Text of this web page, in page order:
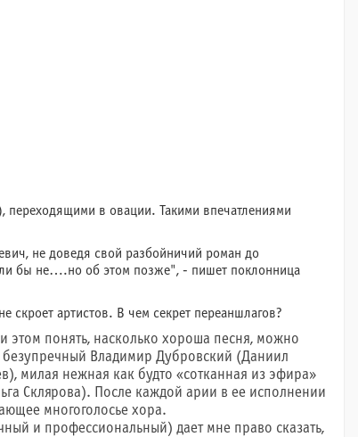
переходящими в овации. Такими впечатлениями
не доведя свой разбойничий роман до
бы не….но об этом позже", - пишет поклонница
скроет артистов. В чем секрет переаншлагов?
этом понять, насколько хороша песня, можно
безупречный Владимир Дубровский (Даниил
милая нежная как будто «сотканная из эфира»
Склярова). После каждой арии в ее исполнении
многоголосье хора.
и профессиональный) дает мне право сказать,